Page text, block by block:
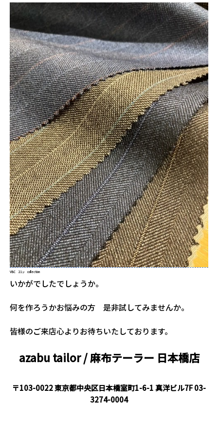
VBC 21μ collection
いかがでしたでしょうか。
何を作ろうかお悩みの方 是非試してみませんか。
皆様のご来店心よりお待ちいたしております。
azabu tailor / 麻布テーラー 日本橋店
〒103-0022 東京都中央区日本橋室町1-6-1 真洋ビル7F03-
3274-0004